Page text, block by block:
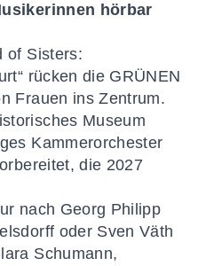
hörbar
of Sisters:
rücken die GRÜNEN
Frauen ins Zentrum.
Museum
Kammerorchester
die 2027
nach Georg Philipp
oder Sven Väth
Schumann,